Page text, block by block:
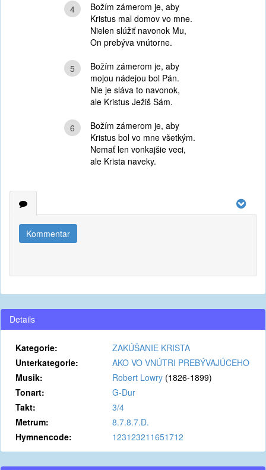
4
Božím zámerom je, aby
Kristus mal domov vo mne.
Nielen slúžiť navonok Mu,
On prebýva vnútorne.
5
Božím zámerom je, aby
mojou nádejou bol Pán.
Nie je sláva to navonok,
ale Kristus Ježiš Sám.
6
Božím zámerom je, aby
Kristus bol vo mne všetkým.
Nemať len vonkajšie veci,
ale Krista naveky.
Kommentar
Details
Kategorie:
ZAKÚŠANIE KRISTA
Unterkategorie:
AKO VO VNÚTRI PREBÝVAJÚCEHO
Musik:
Robert Lowry (1826-1899)
Tonart:
G-Dur
Takt:
3/4
Metrum:
8.7.8.7.D.
Hymnencode:
123123211651712